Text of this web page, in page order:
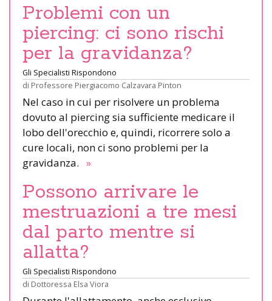
Problemi con un
piercing: ci sono rischi
per la gravidanza?
Gli Specialisti Rispondono
di Professore Piergiacomo Calzavara Pinton
Nel caso in cui per risolvere un problema
dovuto al piercing sia sufficiente medicare il
lobo dell'orecchio e, quindi, ricorrere solo a
cure locali, non ci sono problemi per la
gravidanza. »
Possono arrivare le
mestruazioni a tre mesi
dal parto mentre si
allatta?
Gli Specialisti Rispondono
di Dottoressa Elsa Viora